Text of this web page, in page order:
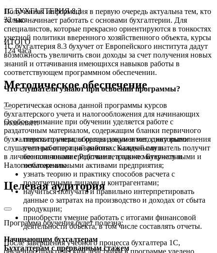
Полученная информация в первую очередь актуальна тем, кто
только начинает работать с основами бухгалтерии. Для
специалистов, которые прекрасно ориентируются в тонкостях
учетной политики вверенного хозяйственного объекта, курсы
1С бухгалтерия 8.3 бухучет от Европейского института дадут
возможность увеличить свои доходы за счет получения новых
знаний и оттачивания имеющихся навыков работы в
соответствующем программном обеспечении.
Что слушатели узнают при освоении программы?
Теоретическая основа данной программы курсов
бухгалтерского учета и налогообложения для начинающих
позволяет:
понять принципы организации и методику выполнения
учетных операций работы с наличными и
безналичными средствами, а также материальными и
нематериальными активами предприятия;
узнать теорию и практику способов расчета с
подотчетными лицами и контрагентами;
научиться получать и правильно интерпретировать
данные о затратах на производство и доходах от сбыта
продукции;
приобрести умение работать с итогами финансовой
деятельности объекта, в том числе составлять отчеты.
После завершения учебного процесса бухгалтера 1С,
1С БУХГАЛТЕРИЯ 8,3
32 часа
ИТОГО
124 часа
Методическое обеспечение
Особое внимание при обучении уделяется работе с
раздаточным материалом, содержащим бланки первичного
бухгалтерского учета, образцы документов, с которыми
слушатели работают на занятиях. Каждый слушатель получит
в личное пользование Рабочие тетради по Бухучету и
Налогообложению.
Целевая аудитория
Программа обучения будет полезна:
Начинающим бухгалтерам
Бухгалтерам с прерванным стажем